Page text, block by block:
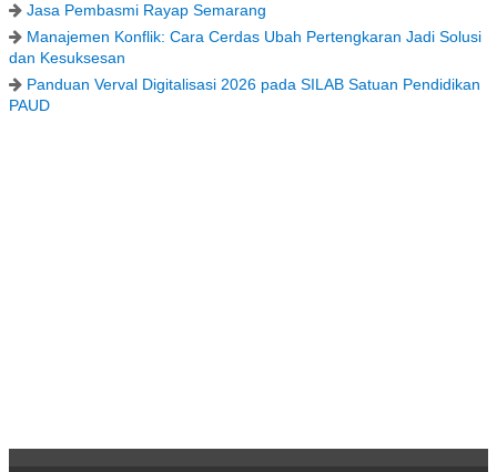
Jasa Pembasmi Rayap Semarang
Manajemen Konflik: Cara Cerdas Ubah Pertengkaran Jadi Solusi
dan Kesuksesan
Panduan Verval Digitalisasi 2026 pada SILAB Satuan Pendidikan
PAUD